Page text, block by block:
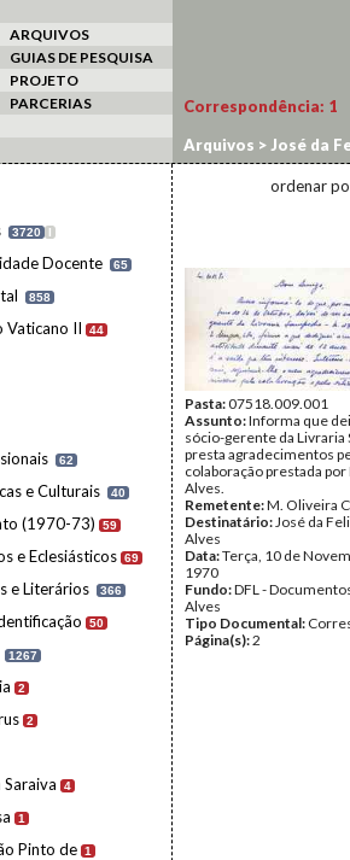
ARQUIVOS
GUIAS DE PESQUISA
PROJETO
PARCERIAS
3720 I
Docente 65
858
Vaticano II 44
62
e Culturais 40
(1970-73) 59
e Eclesiásticos 69
e Literários 366
50
1267
2
2
4
1
Pinto de 1
Correspondência: 1
Arquivos > José da
ordenar
Pasta:07518.009.001
Assunto:Informa que
sócio-gerente da Livraria
presta agradecimentos
colaboração prestada
Alves.
Remetente:M. Oliveira
Destinatário:José da
Alves
Data:Terça, 10 de
1970
Fundo:DFL -
Alves
Tipo Documental:
Página(s):2